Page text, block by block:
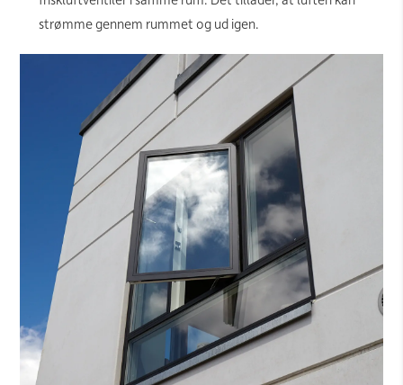
strømme gennem rummet og ud igen.